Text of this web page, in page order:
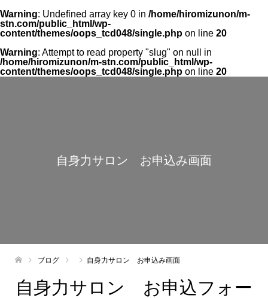
Warning: Undefined array key 0 in /home/hiromizunon/m-
stn.com/public_html/wp-
content/themes/oops_tcd048/single.php on line 20
Warning: Attempt to read property "slug" on null in
/home/hiromizunon/m-stn.com/public_html/wp-
content/themes/oops_tcd048/single.php on line 20
自身力サロン お申込み画面
ブログ 自身力サロン お申込み画面
自身力サロン お申込フォー